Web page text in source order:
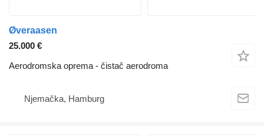
Øveraasen
25.000 €
Aerodromska oprema - čistač aerodroma
Njemačka, Hamburg